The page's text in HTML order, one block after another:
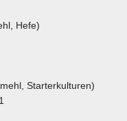
Hefe)
Starterkulturen)